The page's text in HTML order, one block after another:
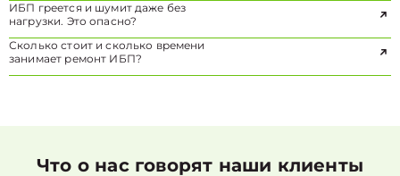
ИБП греется и шумит даже без
нагрузки. Это опасно?
Сколько стоит и сколько времени
занимает ремонт ИБП?
Что о нас говорят наши клиенты